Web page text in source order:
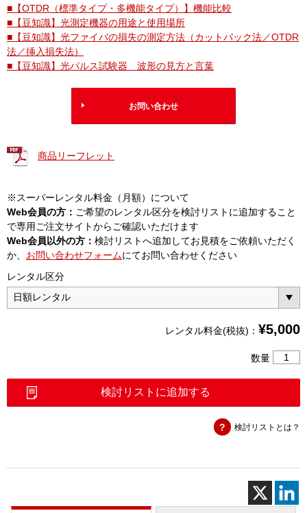
■【OTDR（標準タイプ・多機能タイプ）】機能比較
■【豆知識】光測定機器の用途と使用場所
■【豆知識】光ファイバの損失の測定方法（カットバック法／OTDR
法／挿入損失法）
■【豆知識】光パルス試験器 波形の見方と言葉
お問い合わせ
商品リーフレット
※スーパーレンタル料金（月額）について
Web会員の方： ご希望のレンタル区分を検討リストに追加すること
で専用ご注文サイトからご確認いただけます
Web会員以外の方： 検討リストへ追加してお見積をご依頼いただく
か、 お問い合わせフォームにてお問い合わせください
レンタル区分
レンタル料金(税抜)： ¥5,000
数量
検討リストに追加する
検討リストとは？